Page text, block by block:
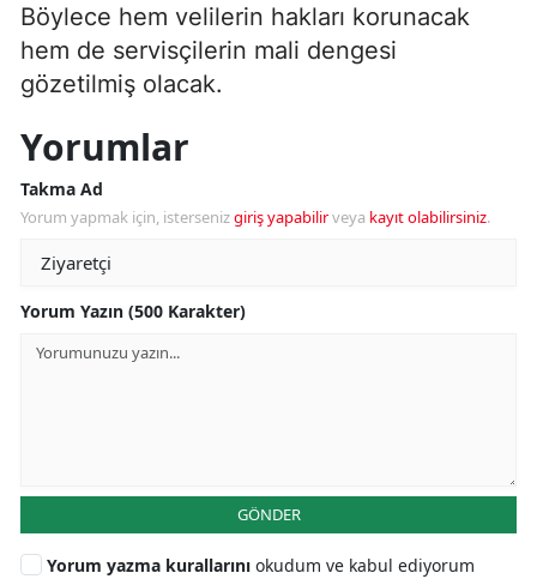
Böylece hem velilerin hakları korunacak
hem de servisçilerin mali dengesi
gözetilmiş olacak.
Yorumlar
Takma Ad
Yorum yapmak için, istersenizgiriş yapabilirveya kayıt olabilirsiniz.
Yorum Yazın (500 Karakter)
GÖNDER
Yorum yazma kurallarını okudum ve kabul ediyorum